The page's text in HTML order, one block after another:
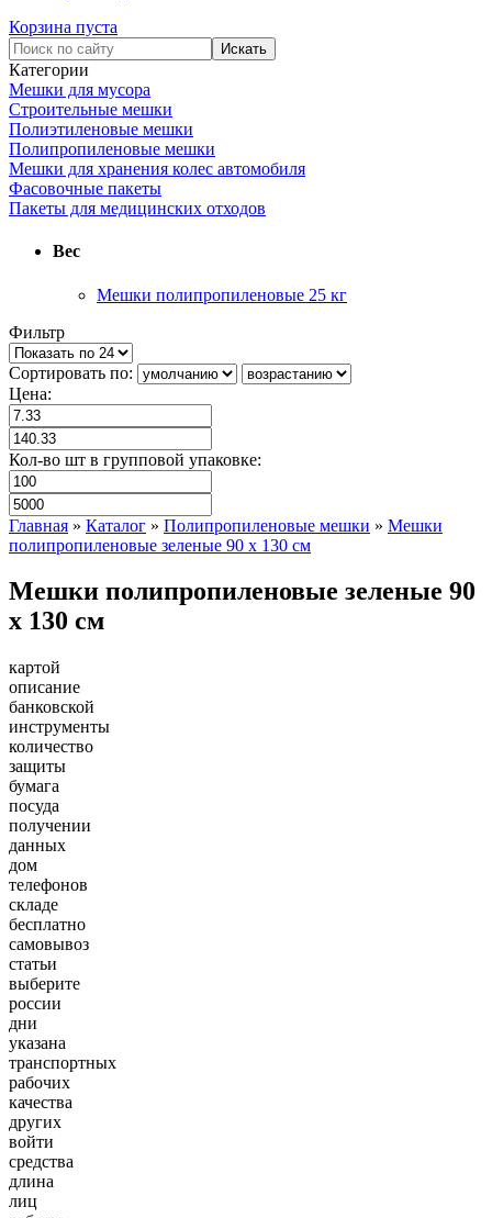
Корзина пуста
Категории
Мешки для мусора
Строительные мешки
Полиэтиленовые мешки
Полипропиленовые мешки
Мешки для хранения колес автомобиля
Фасовочные пакеты
Пакеты для медицинских отходов
Вес
Мешки полипропиленовые 25 кг
Фильтр
Сортировать по:
Цена:
Кол-во шт в групповой упаковке:
Главная » Каталог » Полипропиленовые мешки » Мешки
полипропиленовые зеленые 90 x 130 см
Мешки полипропиленовые зеленые 90
x 130 см
картой
описание
банковской
инструменты
количество
защиты
бумага
посуда
получении
данных
дом
телефонов
складе
бесплатно
самовывоз
статьи
выберите
россии
дни
указана
транспортных
рабочих
качества
других
войти
средства
длина
лиц